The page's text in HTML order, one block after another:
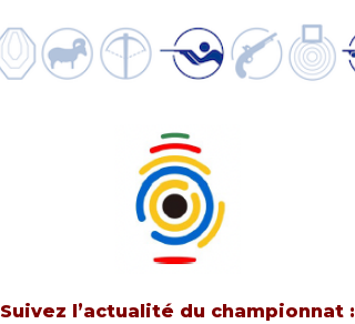
Suivez l’actualité du championnat :